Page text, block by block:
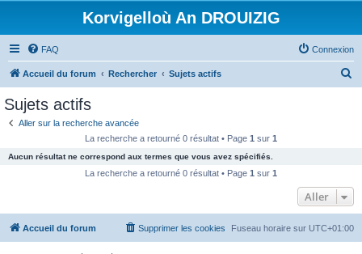
Korvigelloù An DROUIZIG
FAQ Connexion
Accueil du forum Rechercher Sujets actifs
c
e
Sujets actifs
Aller sur la recherche avancée
La recherche a retourné 0 résultat • Page 1 sur 1
Aucun résultat ne correspond aux termes que vous avez spécifiés.
La recherche a retourné 0 résultat • Page 1 sur 1
Aller
Accueil du forum Fuseau horaire sur UTC+01:00
Supprimer les cookies